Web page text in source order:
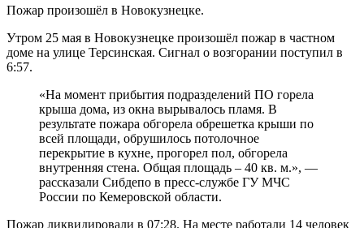
Пожар произошёл в Новокузнецке.
Утром 25 мая в Новокузнецке произошёл пожар в частном
доме на улице Терсинская. Сигнал о возгорании поступил в
6:57.
«На момент прибытия подразделений ПО горела
крыша дома, из окна вырывалось пламя. В
результате пожара обгорела обрешетка крыши по
всей площади, обрушилось потолочное
перекрытие в кухне, прогорел пол, обгорела
внутренняя стена. Общая площадь – 40 кв. м.», —
рассказали Сибдепо в пресс-службе ГУ МЧС
России по Кемеровской области.
Пожар ликвидировали в 07:28. На месте работали 14 человек